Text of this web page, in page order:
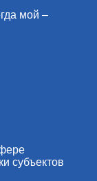
мой –
субъектов